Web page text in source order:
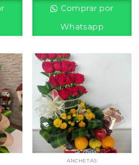
Comprar por
Whatsapp
ANCHETAS